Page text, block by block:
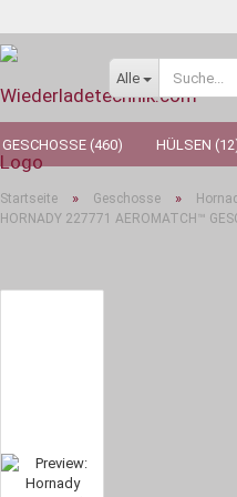
Alle
GESCHOSSE (460) HÜLSEN
Startseite » Geschosse »
HORNADY 227771 AEROMATCH™